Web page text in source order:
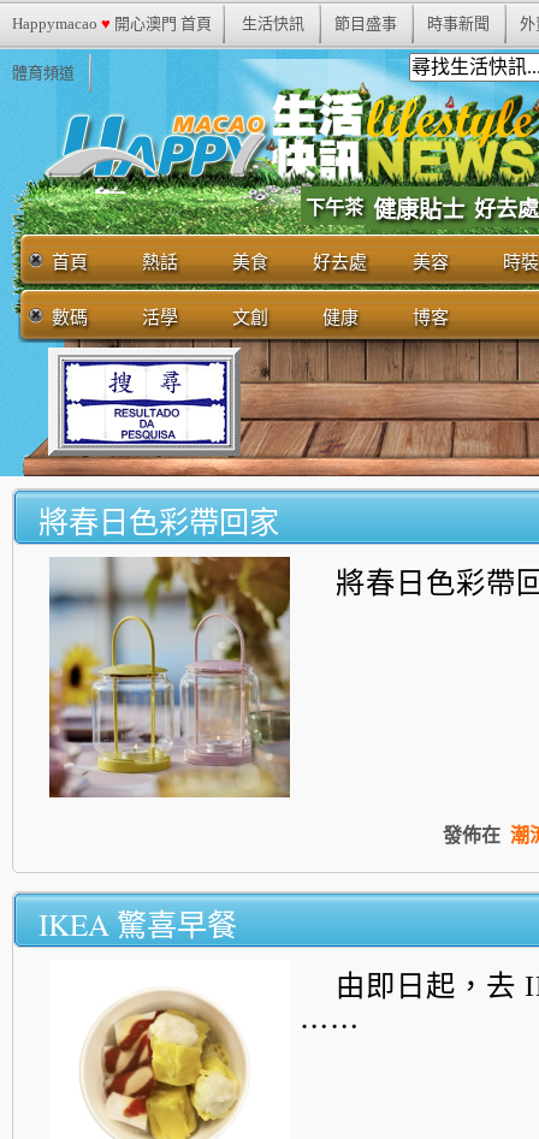
Happymacao ♥ 開心澳門 首頁 生活快訊 節目盛事 時事新聞 外
體育頻道
下午茶 健康貼士 好去處
首頁 熱話 美食 好去處 美容 時裝
數碼 活學 文創 健康 博客
將春日色彩帶回家
將春日色彩
發佈在 潮
IKEA 驚喜早餐
由即日起，去
⋯⋯